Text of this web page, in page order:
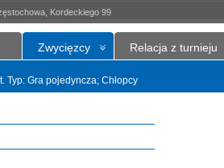
Kordeckiego 99
Zwycięzcy Relacja z turnieju
Typ: Gra pojedyncza; Chłopcy